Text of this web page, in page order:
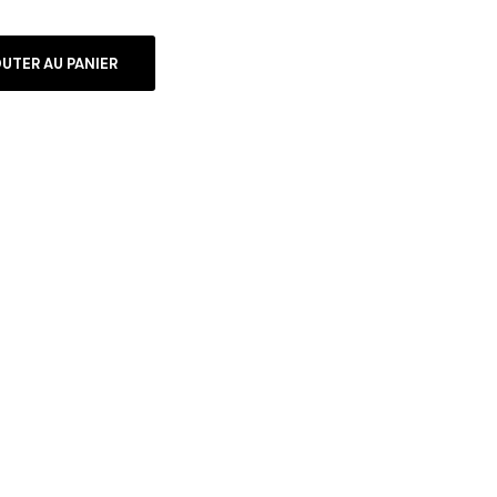
AU PANIER